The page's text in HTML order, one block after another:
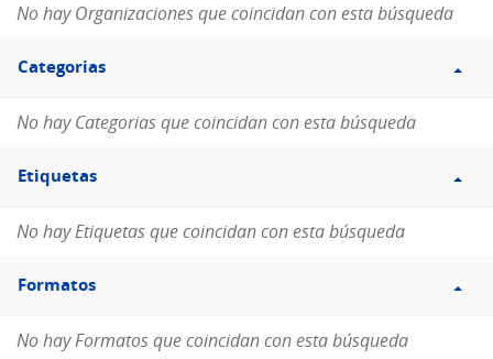
No hay Organizaciones que coincidan con esta búsqueda
Filtro
Categorias
Categorias
No hay Categorias que coincidan con esta búsqueda
Filtro
Etiquetas
Etiquetas
No hay Etiquetas que coincidan con esta búsqueda
Filtro
Formatos
Formatos
No hay Formatos que coincidan con esta búsqueda